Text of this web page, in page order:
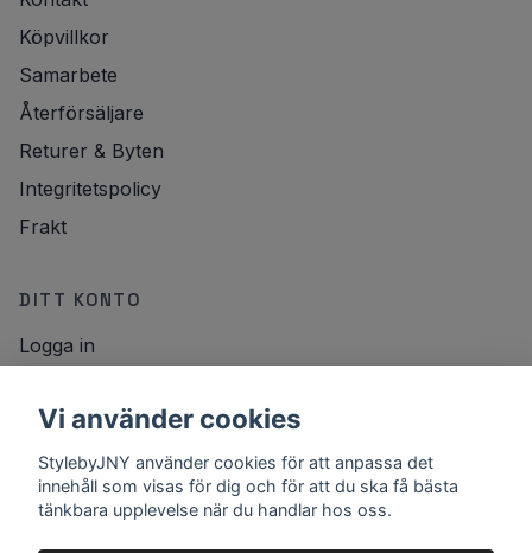
Köpvillkor
Samarbete
Återförsäljare
Returer & Byten
Integritetspolicy
Frakt
DITT KONTO
Logga in
NYHETSBREV
E-postadress
Registrera
Vi använder cookies
StylebyJNY använder cookies för att anpassa det
innehåll som visas för dig och för att du ska få bästa
tänkbara upplevelse när du handlar hos oss.